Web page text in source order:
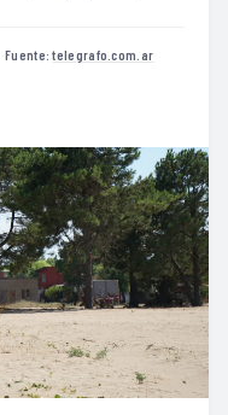
·Fuente:telegrafo.com.ar